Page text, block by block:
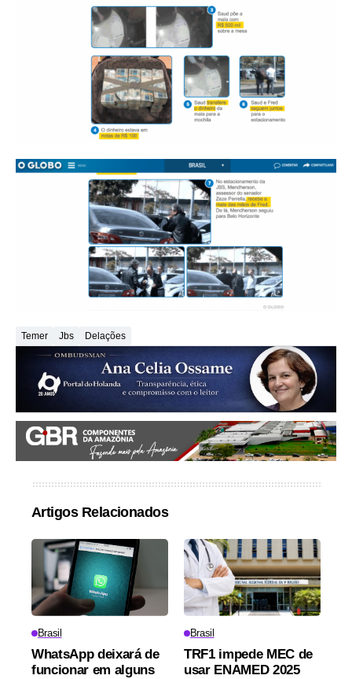
Temer Jbs Delações
Artigos Relacionados
Brasil
WhatsApp deixará de
funcionar em alguns
Brasil
TRF1 impede MEC de
usar ENAMED 2025